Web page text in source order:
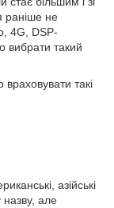
раніше не
4G, DSP-
вибрати такий
такі
азійські
назву, але